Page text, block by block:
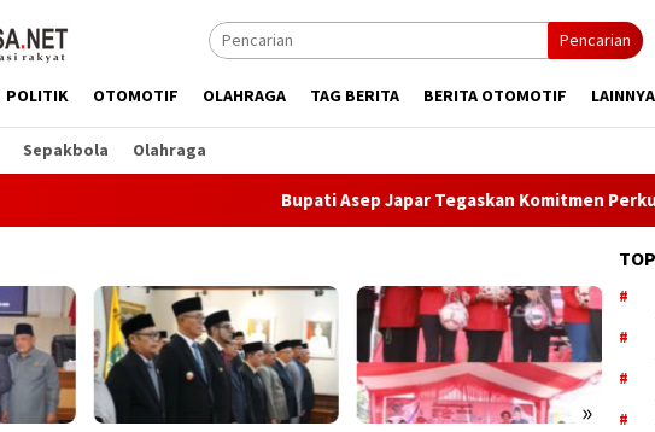
Pencarian
POLITIK OTOMOTIF OLAHRAGA TAG BERITA BERITA OTOMOTIF LAINNYA
Sepakbola Olahraga
Bupati Asep Japar Tegaskan Komitmen Perkuat
»